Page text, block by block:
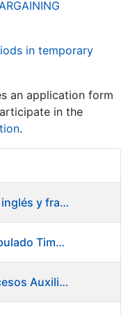
in temporary
an application form
in the
.
Item
Oficial 1ª Administrativo con inglés y francés
Revisor de Producción Manipulado Timbre
BE 04/26 - Ayudante de Procesos Auxiliares. Fábrica de Papel